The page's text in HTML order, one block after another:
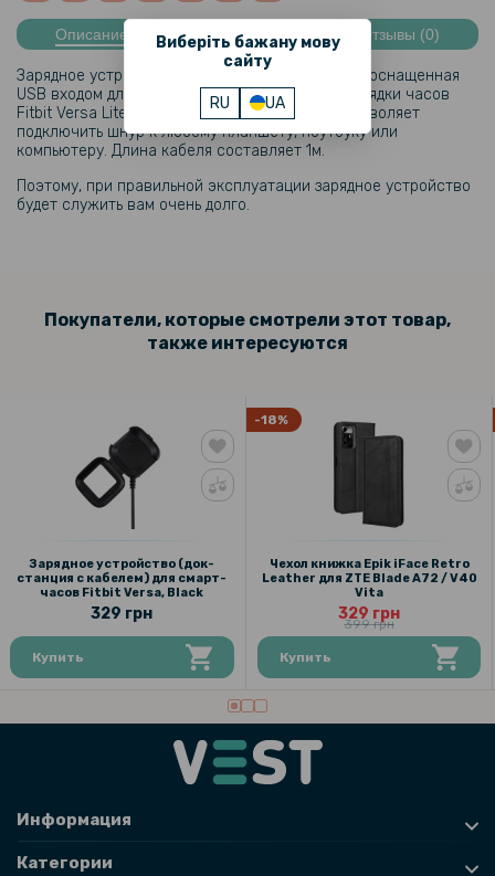
Виберіть бажану мову
сайту
RU UA
Описание Характеристики Отзывы (0)
Зарядное устройство - это компактная модель, оснащенная
USB входом для быстрого и безопасного подзарядки часов
Fitbit Versa Lite. Универсальное применение позволяет
подключить шнур к любому планшету, ноутбуку или
компьютеру. Длина кабеля составляет 1м.
Поэтому, при правильной эксплуатации зарядное устройство
будет служить вам очень долго.
Покупатели, которые смотрели этот товар,
также интересуются
Зарядное устройство (док-
станция с кабелем) для смарт-
часов Fitbit Versa, Black
329 грн
Купить
-18%
Чехол книжка Epik iFace Retro
Leather для ZTE Blade A72 / V40
Vita
329 грн
399 грн
Купить
Информация
Категории